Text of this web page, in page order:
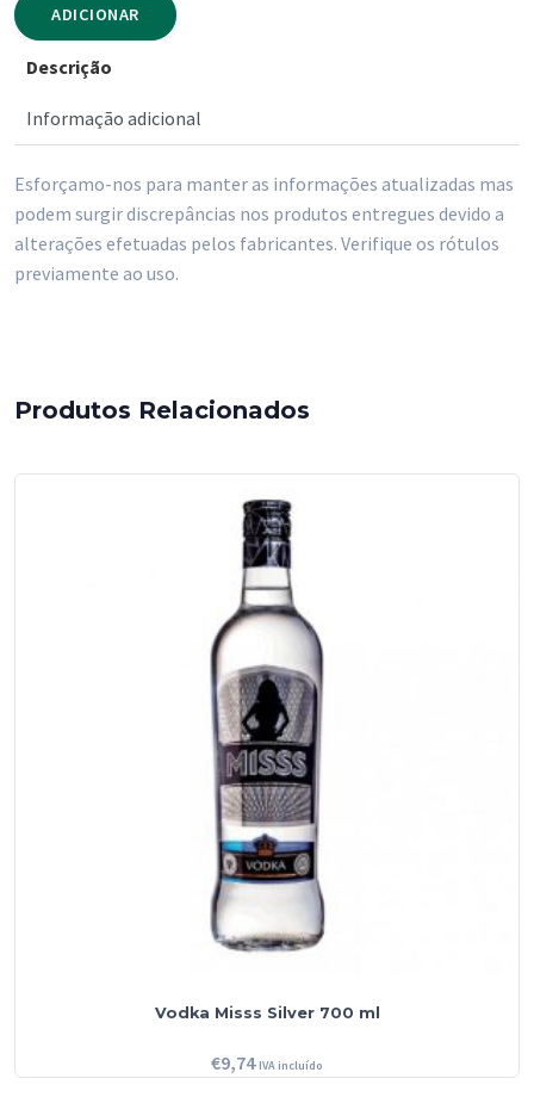
ADICIONAR
Descrição
Informação adicional
Esforçamo-nos para manter as informações atualizadas mas
podem surgir discrepâncias nos produtos entregues devido a
alterações efetuadas pelos fabricantes. Verifique os rótulos
previamente ao uso.
Produtos Relacionados
Vodka Misss Silver 700 ml
€9,74 IVA incluído